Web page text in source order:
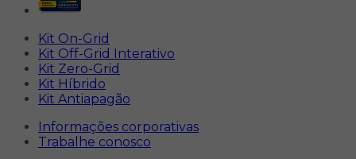
Kit On-Grid
Kit Off-Grid Interativo
Kit Zero-Grid
Kit Híbrido
Kit Antiapagão
Informações corporativas
Trabalhe conosco